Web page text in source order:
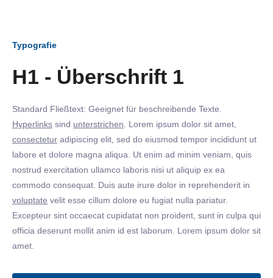
Typografie
H1 - Überschrift 1
Standard Fließtext: Geeignet für beschreibende Texte.
Hyperlinks sind unterstrichen . Lorem ipsum dolor sit amet,
consectetur adipiscing elit, sed do eiusmod tempor incididunt ut
labore et dolore magna aliqua. Ut enim ad minim veniam, quis
nostrud exercitation ullamco laboris nisi ut aliquip ex ea
commodo consequat. Duis aute irure dolor in reprehenderit in
voluptate velit esse cillum dolore eu fugiat nulla pariatur.
Excepteur sint occaecat cupidatat non proident, sunt in culpa qui
officia deserunt mollit anim id est laborum. Lorem ipsum dolor sit
amet.